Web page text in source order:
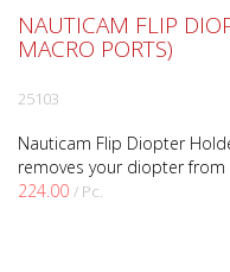
224.00 / Pc.
NAUTICAM FLIP
MACRO PORTS)
25103
Nauticam Flip Diopter
removes your diopter
twisting or turning